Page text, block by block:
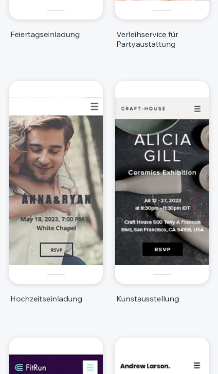
Feiertagseinladung
Verleihservice für
Partyaustattung
Hochzeitseinladung Kunstausstellung